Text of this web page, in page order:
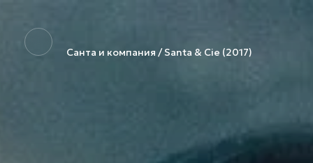
Санта и компания / Santa & Cie (2017)